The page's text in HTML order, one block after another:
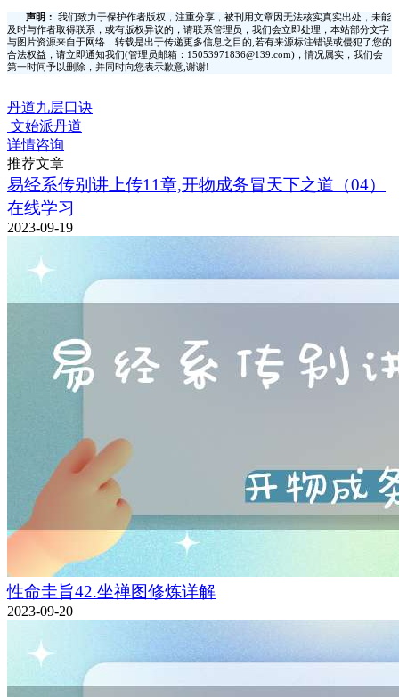
声明：
我们致力于保护作者版权，注重分享，被刊用文章因无法核实真实出处，未能
及时与作者取得联系，或有版权异议的，请联系管理员，我们会立即处理，本站部分文字
与图片资源来自于网络，转载是出于传递更多信息之目的,若有来源标注错误或侵犯了您的
合法权益，请立即通知我们(管理员邮箱：15053971836@139.com)，情况属实，我们会
第一时间予以删除，并同时向您表示歉意,谢谢!
丹道九层口诀
文始派丹道
详情咨询
推荐文章
易经系传别讲上传11章,开物成务冒天下之道（04）
在线学习
2023-09-19
性命圭旨42.坐禅图修炼详解
2023-09-20